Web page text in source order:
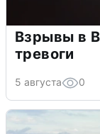
Взрывы в
тревоги
5 августа 0